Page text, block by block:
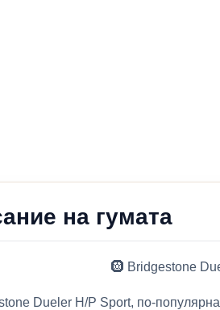
на гумата
🛞 Bridgestone
Dueler H/P Sport, по-